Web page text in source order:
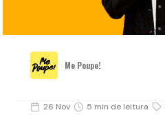
Me Poupe!
26 Nov 5 min de leitura